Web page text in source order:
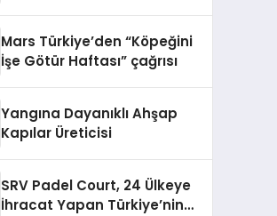
Mars Türkiye’den “Köpeğini
İşe Götür Haftası” çağrısı
Yangına Dayanıklı Ahşap
Kapılar Üreticisi
SRV Padel Court, 24 Ülkeye
İhracat Yapan Türkiye’nin